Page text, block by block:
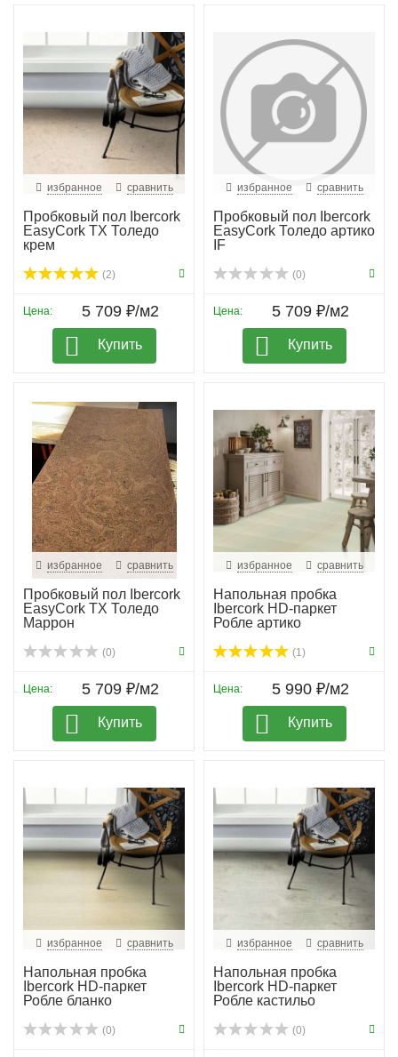
избранное сравнить
Пробковый пол Ibercork
EasyCork TX Толедо
крем
(2)
Цена: 5 709 ₽/м2
Купить
избранное сравнить
Пробковый пол Ibercork
EasyCork Толедо артико
IF
(0)
Цена: 5 709 ₽/м2
Купить
избранное сравнить
Пробковый пол Ibercork
EasyCork TX Толедо
Маррон
(0)
Цена: 5 709 ₽/м2
Купить
избранное сравнить
Напольная пробка
Ibercork HD-паркет
Робле артико
(1)
Цена: 5 990 ₽/м2
Купить
избранное сравнить
Напольная пробка
Ibercork HD-паркет
Робле бланко
(0)
избранное сравнить
Напольная пробка
Ibercork HD-паркет
Робле кастильо
(0)